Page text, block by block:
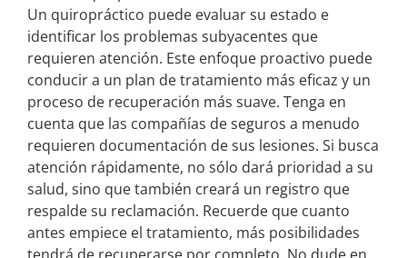
Un quiropráctico puede evaluar su estado e
identificar los problemas subyacentes que
requieren atención. Este enfoque proactivo puede
conducir a un plan de tratamiento más eficaz y un
proceso de recuperación más suave. Tenga en
cuenta que las compañías de seguros a menudo
requieren documentación de sus lesiones. Si busca
atención rápidamente, no sólo dará prioridad a su
salud, sino que también creará un registro que
respalde su reclamación. Recuerde que cuanto
antes empiece el tratamiento, más posibilidades